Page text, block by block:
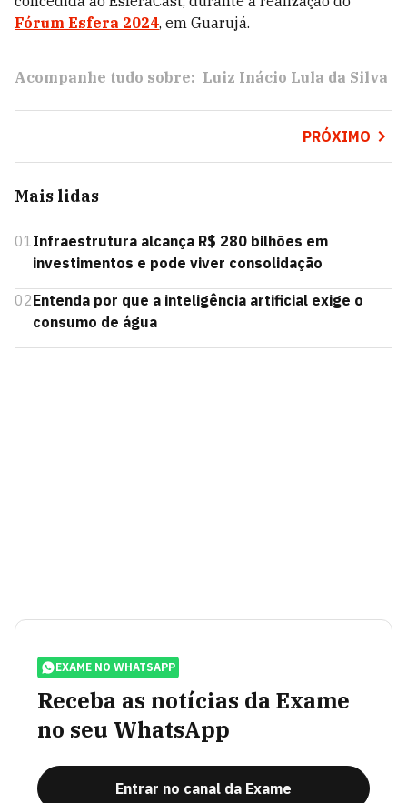
Fórum Esfera 2024, em Guarujá.
Acompanhe tudo sobre: Luiz Inácio Lula da Silva
PRÓXIMO
Mais lidas
01Infraestrutura alcança R$ 280 bilhões em
investimentos e pode viver consolidação
02Entenda por que a inteligência artificial exige o
consumo de água
EXAME NO WHATSAPP
Receba as notícias da Exame
no seu WhatsApp
Entrar no canal da Exame